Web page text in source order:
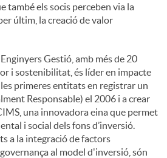
també els socis perceben via la
últim, la creació de valor
Gestió, amb més de 20
i sostenibilitat, és líder en impacte
primeres entitats en registrar un
Responsable) el 2006 i a crear
una innovadora eina que permet
i social dels fons d’inversió.
a la integració de factors
al model d'inversió, són